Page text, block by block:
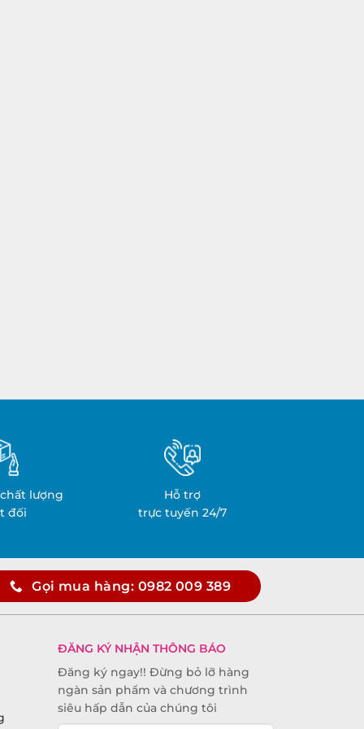
lượng
đối
Hỗ trợ
trực tuyến 24/7
Gọi mua hàng: 0982 009 389
ĐĂNG KÝ NHẬN THÔNG BÁO
Đăng ký ngay!! Đừng bỏ lỡ hàng
ngàn sản phẩm và chương trình
siêu hấp dẫn của chúng tôi